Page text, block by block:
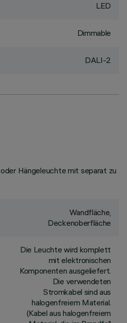
LED
Dimmable
DALI-2
Hängeleuchte mit separat zu
Wandfläche,
Deckenoberfläche
Die Leuchte wird komplett
mit elektronischen
Komponenten ausgeliefert.
Die verwendeten
Stromkabel sind aus
halogenfreiem Material.
(Kabel aus halogenfreiem